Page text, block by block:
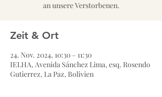
an unsere Verstorbenen.
Zeit & Ort
24. Nov. 2024, 10:30 – 11:30
IELHA, Avenida Sánchez Lima, esq. Rosendo
Gutierrez, La Paz, Bolivien